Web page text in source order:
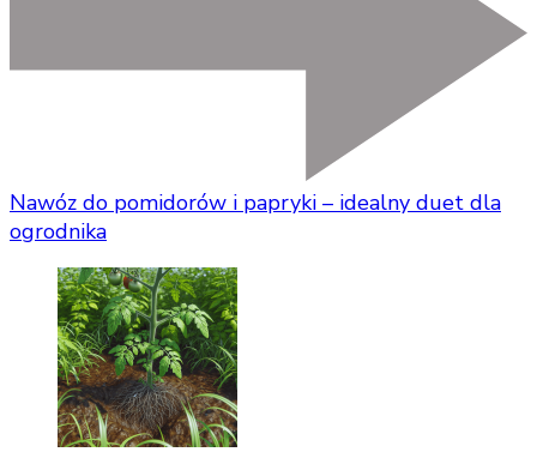
Nawóz do pomidorów i papryki – idealny duet dla
ogrodnika